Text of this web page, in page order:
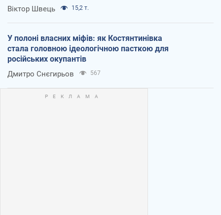
Віктор Швець 15,2 т.
У полоні власних міфів: як Костянтинівка
стала головною ідеологічною пасткою для
російських окупантів
Дмитро Снєгирьов 567